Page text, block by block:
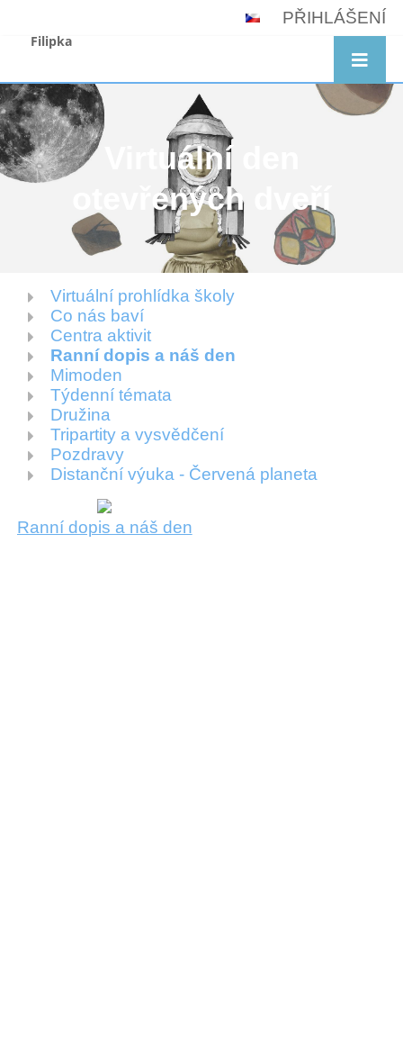
PŘIHLÁŠENÍ
Filipka
Virtuální den
otevřených dveří
Virtuální
den
otevřených
dveří
Virtuální prohlídka školy
Co nás baví
Centra aktivit
Ranní dopis a náš den
Mimoden
Týdenní témata
Družina
Tripartity a vysvědčení
Pozdravy
Distanční výuka - Červená planeta
Ranní dopis a náš den